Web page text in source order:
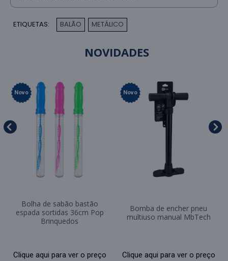
ETIQUETAS: BALÃO METÁLICO
NOVIDADES
Novo
Bolha de sabão bastão
espada sortidas 36cm Pop
Brinquedos
Clique aqui para ver o preço
Novo
Bomba de encher pneu
multiuso manual MbTech
Clique aqui para ver o preço